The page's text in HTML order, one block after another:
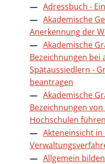
Adressbuch -
Akademische
Anerkennung der
Akademische
Bezeichnungen bei
Spätaussiedlern -
beantragen
Akademische
Bezeichnungen
Hochschulen führen
Akteneinsicht
Allgemein